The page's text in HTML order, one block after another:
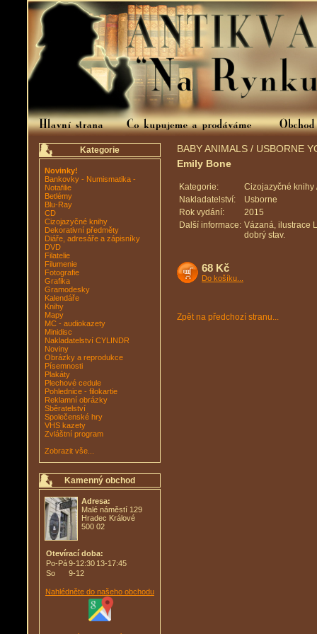
Kategorie
Novinky!
Bankovky - Numismatika -
Notafilie
Betlémy
Blu-Ray
CD
Cizojazyčné knihy
Dekorativní předměty
Diáře, adresáře a zápisníky
DVD
Filatelie
Filumenie
Fotografie
Grafika
Gramodesky
Kalendáře
Knihy
Mapy
MC - audiokazety
Minidisc
Nakladatelství CYLINDR
Noviny
Obrázky a reprodukce
Písemnosti
Plakáty
Plechové cedule
Pohlednice - filokartie
Reklamní obrázky
Sběratelství
Společenské hry
VHS kazety
Zvláštní program
Zobrazit vše...
Kamenný obchod
Adresa:
Malé náměstí 129
Hradec Králové
500 02
Otevírací doba:
Po-Pá9-12:30 13-17:45
So
9-12
Nahlédněte do našeho obchodu
BABY ANIMALS / USBORNE
Emily Bone
Kategorie:
Cizojazyčné knihy
Nakladatelství:
Usborne
Rok vydání:
2015
Další informace: Vázaná, ilustrace
dobrý stav.
68 Kč
Do košíku...
Zpět na předchozí stranu...